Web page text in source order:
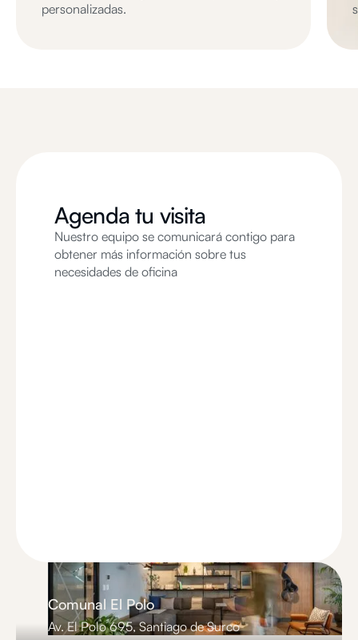
personalizadas.
Agenda tu visita
Nuestro equipo se comunicará contigo para
obtener más información sobre tus
necesidades de oficina
Comunal El Polo
Av. El Polo 695, Santiago de Surco